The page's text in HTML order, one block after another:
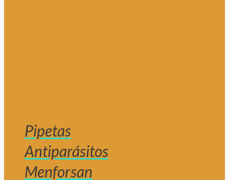
Pipetas
Antiparásitos
Menforsan